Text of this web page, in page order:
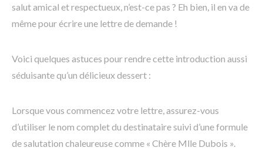
salut amical et respectueux, n’est-ce pas ? Eh bien, il en va de
même pour écrire une lettre de demande !
Voici quelques astuces pour rendre cette introduction aussi
séduisante qu’un délicieux dessert :
Lorsque vous commencez votre lettre, assurez-vous
d’utiliser le nom complet du destinataire suivi d’une formule
de salutation chaleureuse comme « Chère Mlle Dubois ».